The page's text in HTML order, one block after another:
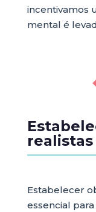
incentivamos
mental é
Estabelecer
essencial